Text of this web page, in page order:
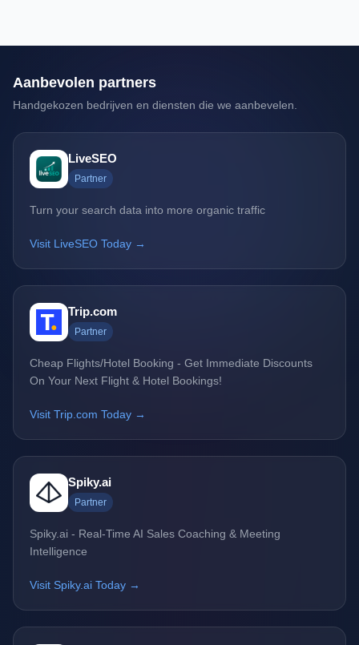
Aanbevolen partners
Handgekozen bedrijven en diensten die we aanbevelen.
LiveSEO
Partner
Turn your search data into more organic traffic
Visit LiveSEO Today →
Trip.com
Partner
Cheap Flights/Hotel Booking - Get Immediate Discounts
On Your Next Flight & Hotel Bookings!
Visit Trip.com Today →
Spiky.ai
Partner
Spiky.ai - Real-Time AI Sales Coaching & Meeting
Intelligence
Visit Spiky.ai Today →